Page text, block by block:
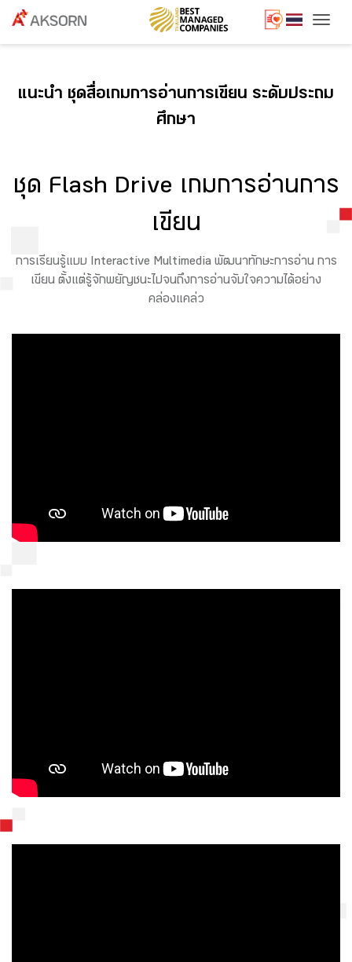
แนะนำ ชุดสื่อเกมการอ่านการเขียน ระดับประถม
ศึกษา
ชุด Flash Drive เกมการอ่านการ
เขียน
การเรียนรู้แบบ Interactive Multimedia พัฒนาทักษะการอ่าน การ
เขียน ตั้งแต่รู้จักพยัญชนะไปจนถึงการอ่านจับใจความได้อย่าง
คล่องแคล่ว